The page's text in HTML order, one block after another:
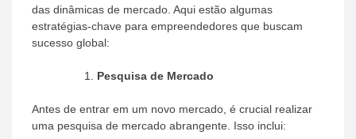
das dinâmicas de mercado. Aqui estão algumas
estratégias-chave para empreendedores que buscam
sucesso global:
Pesquisa de Mercado
Antes de entrar em um novo mercado, é crucial realizar
uma pesquisa de mercado abrangente. Isso inclui: